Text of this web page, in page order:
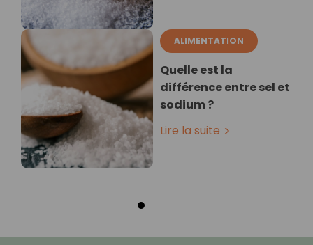
ALIMENTATION
Quelle est la
différence entre sel et
sodium ?
Lire la suite